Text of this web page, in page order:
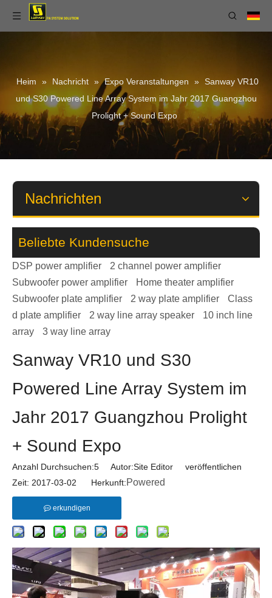
Heim » Nachricht » Expo Veranstaltungen » Sanway VR10
und S30 Powered Line Array System im Jahr 2017 Guangzhou
Prolight + Sound Expo
Nachrichten
Beliebte Kundensuche
DSP power amplifier
2 channel power amplifier
Subwoofer power amplifier
Home theater amplifier
Subwoofer plate amplifier
2 way plate amplifier
Class
d plate amplifier
2 way line array speaker
10 inch line
array
3 way line array
Sanway VR10 und S30
Powered Line Array System im
Jahr 2017 Guangzhou Prolight
+ Sound Expo
Anzahl Durchsuchen:5 Autor:Site Editor veröffentlichen
Zeit: 2017-03-02 Herkunft:Powered
erkundigen